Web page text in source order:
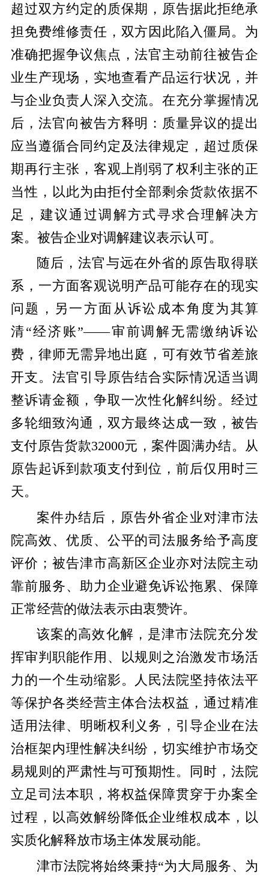
超过双方约定的质保期，原告据此拒绝承
担免费维修责任，双方因此陷入僵局。为
准确把握争议焦点，法官主动前往被告企
业生产现场，实地查看产品运行状况，并
与企业负责人深入交流。在充分掌握情况
后，法官向被告方释明：质量异议的提出
应当遵循合同约定及法律规定，超过质保
期再行主张，客观上削弱了权利主张的正
当性，以此为由拒付全部剩余货款依据不
足，建议通过调解方式寻求合理解决方
案。被告企业对调解建议表示认可。
随后，法官与远在外省的原告取得联
系，一方面客观说明产品可能存在的现实
问题，另一方面从诉讼成本角度为其算
清“经济账”——审前调解无需缴纳诉讼
费，律师无需异地出庭，可有效节省差旅
开支。法官引导原告结合实际情况适当调
整诉请金额，争取一次性化解纠纷。经过
多轮细致沟通，双方最终达成一致，被告
支付原告货款32000元，案件圆满办结。从
原告起诉到款项支付到位，前后仅用时三
天。
案件办结后，原告外省企业对津市法
院高效、优质、公平的司法服务给予高度
评价；被告津市高新区企业亦对法院主动
靠前服务、助力企业避免诉讼拖累、保障
正常经营的做法表示由衷赞许。
该案的高效化解，是津市法院充分发
挥审判职能作用、以规则之治激发市场活
力的一个生动缩影。人民法院坚持依法平
等保护各类经营主体合法权益，通过精准
适用法律、明晰权利义务，引导企业在法
治框架内理性解决纠纷，切实维护市场交
易规则的严肃性与可预期性。同时，法院
立足司法本职，将权益保障贯穿于办案全
过程，以高效解纷降低企业维权成本，以
实质化解释放市场主体发展动能。
津市法院将始终秉持“为大局服务、为